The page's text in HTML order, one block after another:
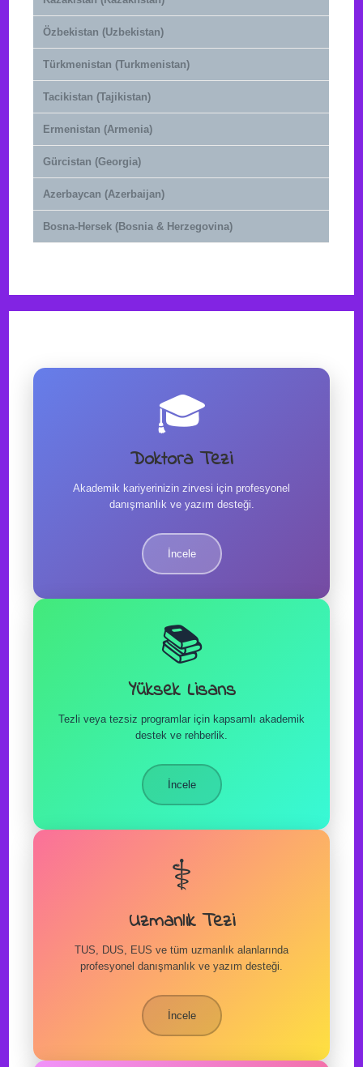
Özbekistan (Uzbekistan)
Türkmenistan (Turkmenistan)
Tacikistan (Tajikistan)
Ermenistan (Armenia)
Gürcistan (Georgia)
Azerbaycan (Azerbaijan)
Bosna-Hersek (Bosnia & Herzegovina)
🎓
Doktora Tezi
Akademik kariyerinizin zirvesi için profesyonel
danışmanlık ve yazım desteği.
İncele
📚
Yüksek Lisans
Tezli veya tezsiz programlar için kapsamlı akademik
destek ve rehberlik.
İncele
⚕️
Uzmanlık Tezi
TUS, DUS, EUS ve tüm uzmanlık alanlarında
profesyonel danışmanlık ve yazım desteği.
İncele